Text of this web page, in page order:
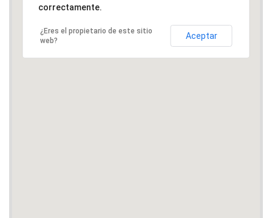
correctamente.
¿Eres el propietario de este sitio
web?
Aceptar